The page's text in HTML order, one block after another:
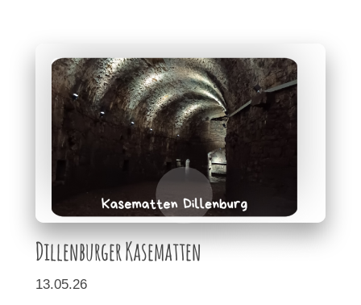
Dillenburger Kasematten
13.05.26